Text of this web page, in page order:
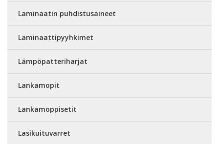
Laminaatin puhdistusaineet
Laminaattipyyhkimet
Lämpöpatteriharjat
Lankamopit
Lankamoppisetit
Lasikuituvarret